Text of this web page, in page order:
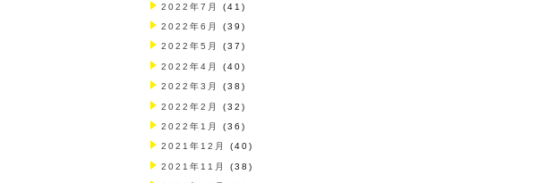
2022年7月 (41)
2022年6月 (39)
2022年5月 (37)
2022年4月 (40)
2022年3月 (38)
2022年2月 (32)
2022年1月 (36)
2021年12月 (40)
2021年11月 (38)